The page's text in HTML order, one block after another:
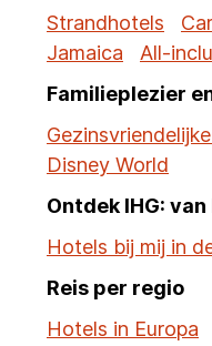
Strandhotels
Jamaica
All-
Familieplezier
Disney World
Ontdek IHG:
Hotels bij mij in
Reis per regio
Hotels in Europa